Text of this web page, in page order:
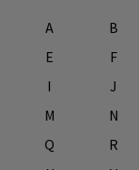
A B
E
F
I
J
M
N
Q
R